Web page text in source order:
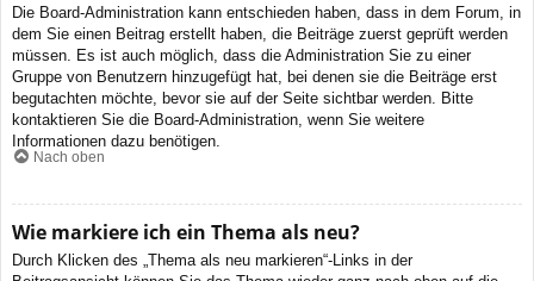
Die Board-Administration kann entschieden haben, dass in dem Forum, in
dem Sie einen Beitrag erstellt haben, die Beiträge zuerst geprüft werden
müssen. Es ist auch möglich, dass die Administration Sie zu einer
Gruppe von Benutzern hinzugefügt hat, bei denen sie die Beiträge erst
begutachten möchte, bevor sie auf der Seite sichtbar werden. Bitte
kontaktieren Sie die Board-Administration, wenn Sie weitere
Informationen dazu benötigen.
Nach oben
Wie markiere ich ein Thema als neu?
Durch Klicken des „Thema als neu markieren“-Links in der